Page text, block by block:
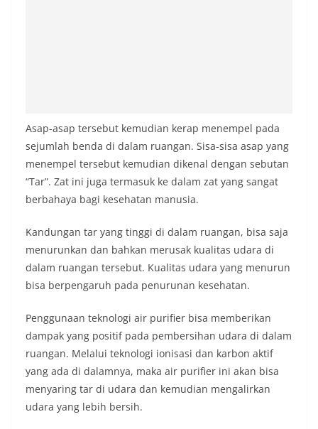
Asap-asap tersebut kemudian kerap menempel pada
sejumlah benda di dalam ruangan. Sisa-sisa asap yang
menempel tersebut kemudian dikenal dengan sebutan
“Tar”. Zat ini juga termasuk ke dalam zat yang sangat
berbahaya bagi kesehatan manusia.
Kandungan tar yang tinggi di dalam ruangan, bisa saja
menurunkan dan bahkan merusak kualitas udara di
dalam ruangan tersebut. Kualitas udara yang menurun
bisa berpengaruh pada penurunan kesehatan.
Penggunaan teknologi air purifier bisa memberikan
dampak yang positif pada pembersihan udara di dalam
ruangan. Melalui teknologi ionisasi dan karbon aktif
yang ada di dalamnya, maka air purifier ini akan bisa
menyaring tar di udara dan kemudian mengalirkan
udara yang lebih bersih.